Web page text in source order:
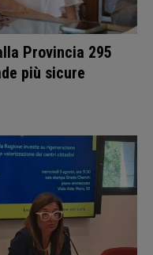
Provincia 295
più sicure